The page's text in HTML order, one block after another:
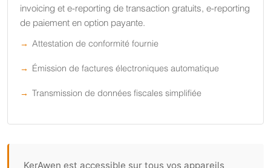
invoicing et e-reporting de transaction gratuits, e-reporting
de paiement en option payante.
Attestation de conformité fournie
Émission de factures électroniques automatique
Transmission de données fiscales simplifiée
KerAwen est accessible sur tous vos appareils